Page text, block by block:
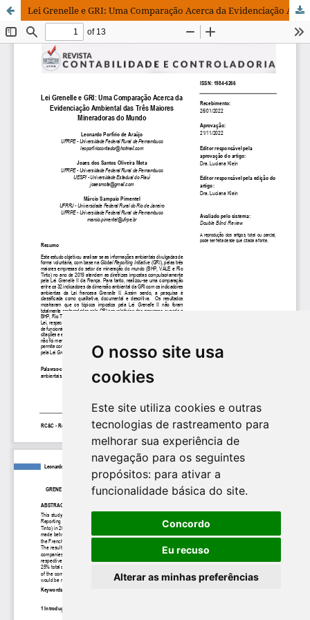
O nosso site usa
cookies
Este site utiliza cookies e outras
tecnologias de rastreamento para
melhorar sua experiência de
navegação para os seguintes
propósitos: para ativar a
funcionalidade básica do site.
Concordo
Eu recuso
Alterar as minhas preferências
Lei Grenelle e GRI: Uma Comparação Acerca da Evidenciação Ambiental das Três Maiores Mineradoras do Mundo